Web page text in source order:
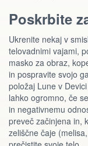
Poskrbite
Ukrenite nekaj v
telovadnimi vajami,
masko za obraz,
in pospravite svojo
položaj Lune v
lahko ogromno, če
in negativnemu
preveč začinjena in,
zeliščne čaje